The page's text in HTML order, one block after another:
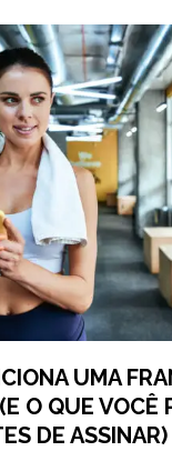
UMA
O QUE VOCÊ
DE ASSINAR)